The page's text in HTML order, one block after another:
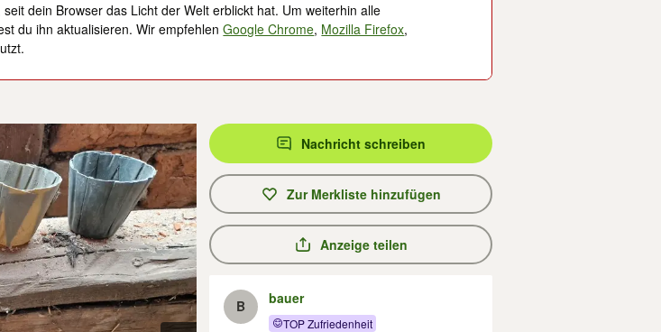
dein Browser das Licht der Welt erblickt hat. Um weiterhin alle
du ihn aktualisieren. Wir empfehlenGoogle Chrome, Mozilla Firefox,
Nachricht schreiben
Zur Merkliste hinzufügen
Anzeige teilen
B bauer
TOP Zufriedenheit